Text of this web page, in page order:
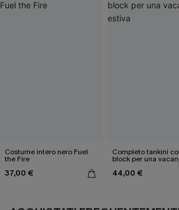
Costume intero nero Fuel
the Fire
37,00 €
Completo tankini
block per una
44,00 €